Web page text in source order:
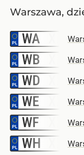
Warszawa,
WA
WB
WD
WE
WF
WH